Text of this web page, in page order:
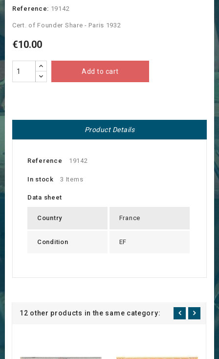
Reference: 19142
Cert. of Founder Share - Paris 1932
€10.00
Add to cart
Product Details
Reference 19142
In stock 3 Items
Data sheet
Country France
Condition EF
12 other products in the same category: